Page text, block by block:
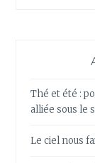
Thé et été :
alliée sous le
Le ciel nous